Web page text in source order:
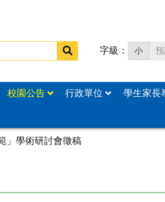
搜
字級： 小
校園公告 行政單位 學生家長
」學術研討會徵稿